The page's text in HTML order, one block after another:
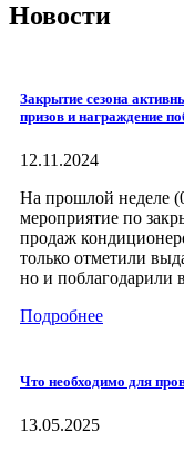
Новости
Закрытие сезона
призов и награждение
12.11.2024
На прошлой неделе
мероприятие по
продаж
только отметили
но и поблагодарили
Подробнее
Что необходимо для
13.05.2025